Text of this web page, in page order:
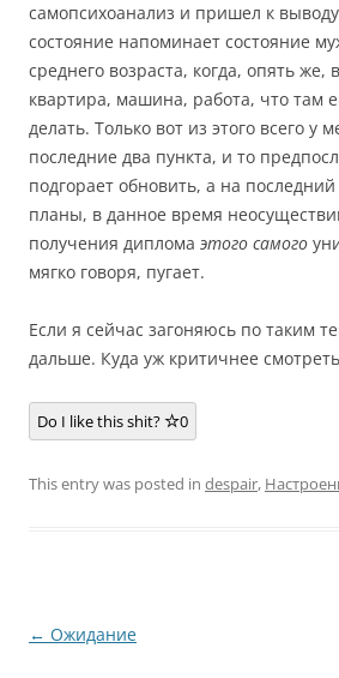
самопсихоанализ и пришел к
состояние напоминает состояние
среднего возраста, когда, опять же,
квартира, машина, работа, что там
делать. Только вот из этого всего у
последние два пункта, и то
подгорает обновить, а на
планы, в данное время
получения диплома этого самого
мягко говоря, пугает.
Если я сейчас загоняюсь по таким
дальше. Куда уж критичнее
Do I like this shit? 0
This entry was posted in despair,
Post
← Ожидание